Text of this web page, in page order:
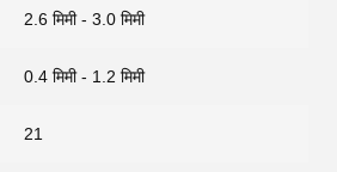
2.6 मिमी - 3.0 मिमी
0.4 मिमी - 1.2 मिमी
21